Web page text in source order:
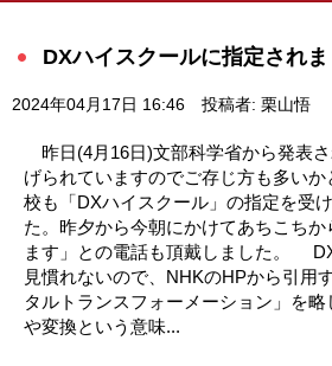
DXハイスクールに指定され
2024年04月17日 16:46 投稿者: 栗山悟
昨日(4月16日)文部科学省から発表
げられていますのでご存じ方も多い
校も「DXハイスクール」の指定を受
た。昨夕から今朝にかけてあちこち
ます」との電話も頂戴しました。
見慣れないので、NHKのHPから引用
タルトランスフォーメーション」を
や変換という意味...